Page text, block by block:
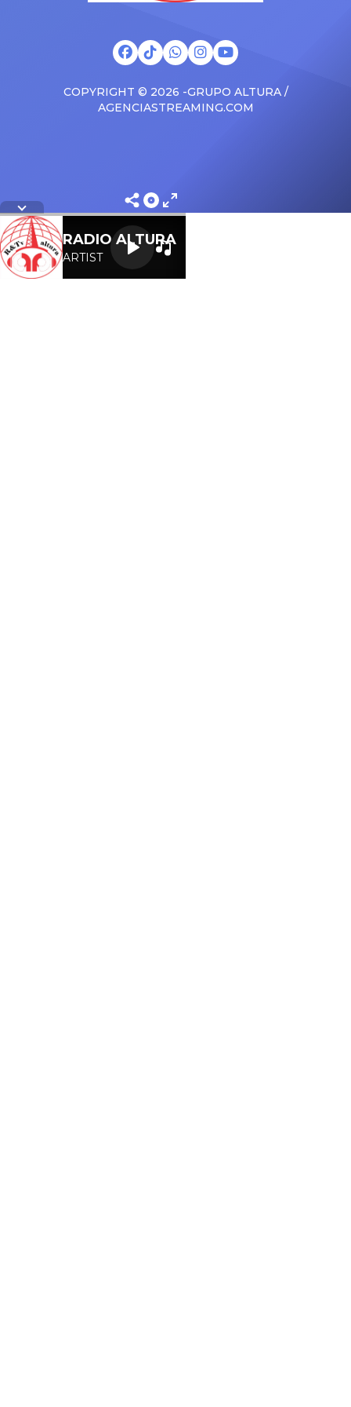
COPYRIGHT © 2026 -GRUPO ALTURA /
AGENCIASTREAMING.COM
RADIO ALTURA
ARTIST
Letra